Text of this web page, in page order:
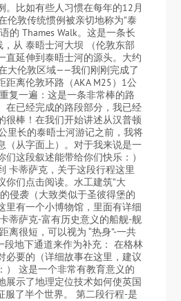
。比如有些人习惯在每年的12月
伦敦传统惯例被亲切地称为”泰
的 Thames Walk。这是一条长
从 泰晤士河大坝 （伦敦东部
直延伸到泰晤士河的源头。大约
大伦敦区域——我们刚刚完成了
距离伦敦环路（AKA M25）1公
复一遍：这是一条非常棒的路
在已经完成的路段部分，我已经
很棒！在我们开始讲述从汉普顿
里长的泰晤士河游记之前，我将
（从字面上）。对于我来说是一
这段叙述能带给你们快乐：）
卡蒂萨克，关于这段行程这里
你们点击阅读。水工建筑”大
侵袭（大致类似于圣彼得堡的
里有一个小博物馆，里面有详细
蒂萨克-富有历史意义的船舰-舰
离很短，可以视为 “热身”-一共
段地下通道来作为补充： 在格林
必要的（详细故事在这里，建议
） 这是一个非常有教育意义的
展示了地理定位技术如何使英国
服了半个世界。 第二段行程-是